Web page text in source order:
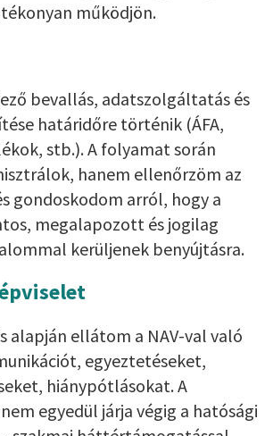
működjön.
bevallás, adatszolgáltatás és
határidőre történik (ÁFA,
stb.). A folyamat során
hanem ellenőrzöm az
gondoskodom arról, hogy a
megalapozott és jogilag
kerüljenek benyújtásra.
alapján ellátom a NAV-val való
egyeztetéseket,
hiánypótlásokat. A
egyedül járja végig a hatósági